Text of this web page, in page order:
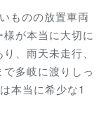
ものの放置車両
が本当に大切に
、雨天未走行、
多岐に渡りしっ
本当に希少な1